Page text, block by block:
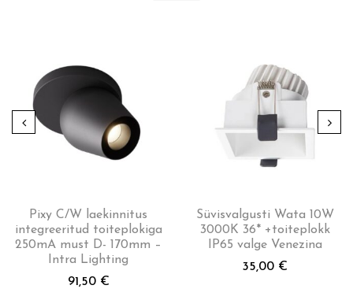
Pixy C/W laekinnitus
integreeritud toiteplokiga
250mA must D- 170mm –
Intra Lighting
91,50 €
Süvisvalgusti Wata 10W
3000K 36* +toiteplokk
IP65 valge Venezina
35,00 €